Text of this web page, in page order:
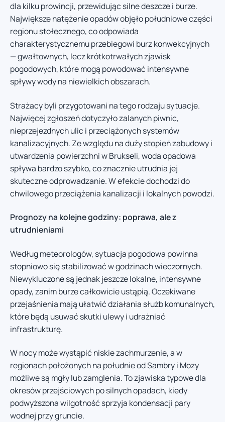
dla kilku prowincji, przewidując silne deszcze i burze.
Największe natężenie opadów objęło południowe części
regionu stołecznego, co odpowiada
charakterystycznemu przebiegowi burz konwekcyjnych
— gwałtownych, lecz krótkotrwałych zjawisk
pogodowych, które mogą powodować intensywne
spływy wody na niewielkich obszarach.
Strażacy byli przygotowani na tego rodzaju sytuacje.
Najwięcej zgłoszeń dotyczyło zalanych piwnic,
nieprzejezdnych ulic i przeciążonych systemów
kanalizacyjnych. Ze względu na duży stopień zabudowy i
utwardzenia powierzchni w Brukseli, woda opadowa
spływa bardzo szybko, co znacznie utrudnia jej
skuteczne odprowadzanie. W efekcie dochodzi do
chwilowego przeciążenia kanalizacji i lokalnych powodzi.
Prognozy na kolejne godziny: poprawa, ale z
utrudnieniami
Według meteorologów, sytuacja pogodowa powinna
stopniowo się stabilizować w godzinach wieczornych.
Niewykluczone są jednak jeszcze lokalne, intensywne
opady, zanim burze całkowicie ustąpią. Oczekiwane
przejaśnienia mają ułatwić działania służb komunalnych,
które będą usuwać skutki ulewy i udrażniać
infrastrukturę.
W nocy może wystąpić niskie zachmurzenie, a w
regionach położonych na południe od Sambry i Mozy
możliwe są mgły lub zamglenia. To zjawiska typowe dla
okresów przejściowych po silnych opadach, kiedy
podwyższona wilgotność sprzyja kondensacji pary
wodnej przy gruncie.